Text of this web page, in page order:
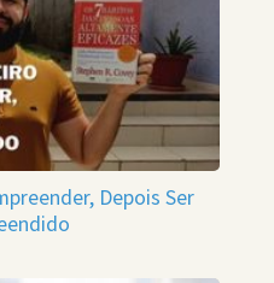
Depois Ser